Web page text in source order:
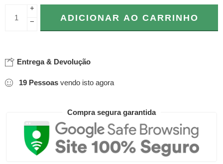
+
−
ADICIONAR AO CARRINHO
Entrega & Devolução
19 Pessoas vendo isto agora
Compra segura garantida